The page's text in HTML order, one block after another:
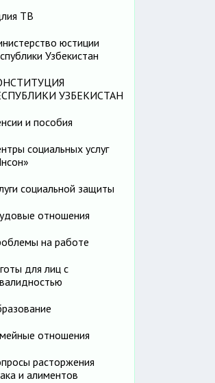
ТВ
юстиции
Узбекистан
УЗБЕКИСТАН
и пособия
социальных услуг
социальной защиты
отношения
на работе
для лиц с
отношения
расторжения
и алиментов